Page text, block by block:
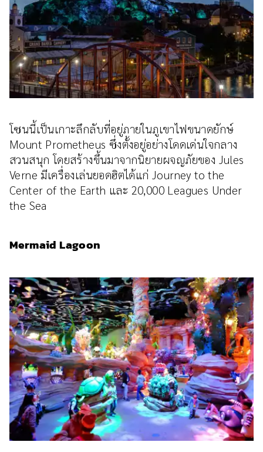
โซนนี้เป็นเกาะลึกลับที่อยู่ภายในภูเขาไฟขนาดยักษ์
Mount Prometheus ซึ่งตั้งอยู่อย่างโดดเด่นใจกลาง
สวนสนุก โดยสร้างขึ้นมาจากนิยายผจญภัยของ Jules
Verne มีเครื่องเล่นยอดฮิตได้แก่ Journey to the
Center of the Earth และ 20,000 Leagues Under
the Sea
Mermaid Lagoon